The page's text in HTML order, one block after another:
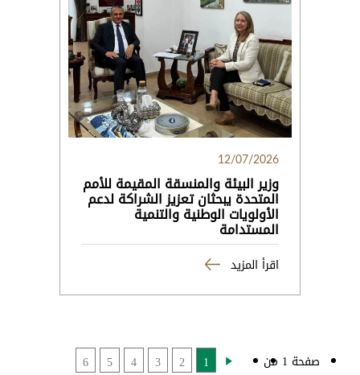
12/07/2026
وزير البيئة والمنسقة المقيمة للأمم
المتحدة يبحثان تعزيز الشراكة لدعم
الأولويات الوطنية والتنمية
المستدامة
اقرأ المزيد
صفحة 1 من
1
2
3
4
5
6